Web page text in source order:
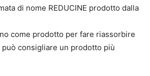
di nome REDUCINE prodotto dalla
come prodotto per fare riassorbire
consigliare un prodotto più